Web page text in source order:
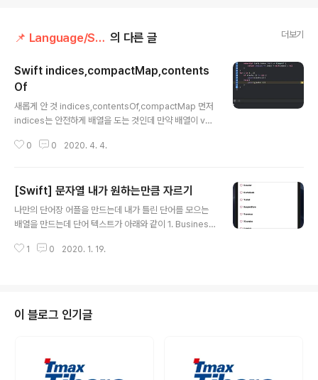
📌 Language/Swift 의 다른 글 더보기
Swift indices,compactMap,contents
Of
새롭게 안 것 indices,contentsOf,compactMap 먼저
indices는 안전하게 배열을 도는 것인데 만약 배열이 var
이렇게 Array를 확장해서 indices가 index범위라면 값
ement? { return indices ~= index ? self[index] : n
il } } http://colorscripter.com/info#e" target="_bl
ank" style="color:#e5e5e5text-decoration:non
0 0 2020. 4. 4.
[Swift] 문자열 내가 원하는만큼 자르기
나만의 단어장 어플을 만드는데 내가 틀린 단어를 모으는
배열을 만드는데 단어 텍스트가 아래와 같이 1. Business
수 없을까를 생각하다가 (1.)을 자르면 되겠다라고 생각했
를 쓰면된다. let str = "1.asd" let startIdx:String.Ind
ex = str.index(str.startIndex, offsetBy: 2) print("\
1 0 2020. 1. 19.
이 블로그 인기글